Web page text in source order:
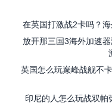
在英国打激战2卡吗？
放开那三国3海外加速
英国怎么玩巅峰战舰不
印尼的人怎么玩战双